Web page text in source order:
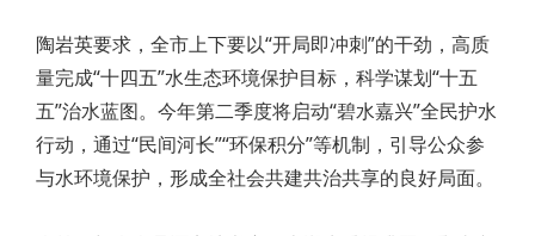
陶岩英要求，全市上下要以“开局即冲刺”的干劲，高质
量完成“十四五”水生态环境保护目标，科学谋划“十五
五”治水蓝图。今年第二季度将启动“碧水嘉兴”全民护水
行动，通过“民间河长”“环保积分”等机制，引导公众参
与水环境保护，形成全社会共建共治共享的良好局面。